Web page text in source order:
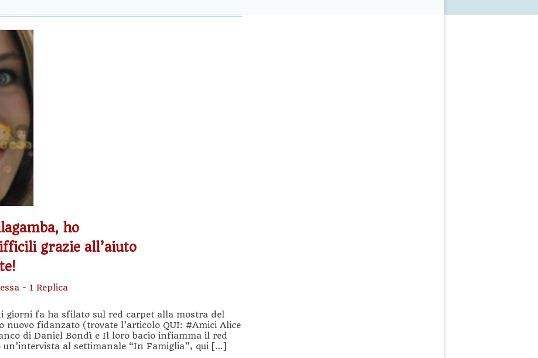
ho
grazie all’aiuto
- 1 Replica
giorni fa ha sfilato sul red carpet alla mostra del
nuovo fidanzato (trovate l’articolo QUI: #Amici Alice
di Daniel Bondì e Il loro bacio infiamma il red
al settimanale “In Famiglia”, qui […]